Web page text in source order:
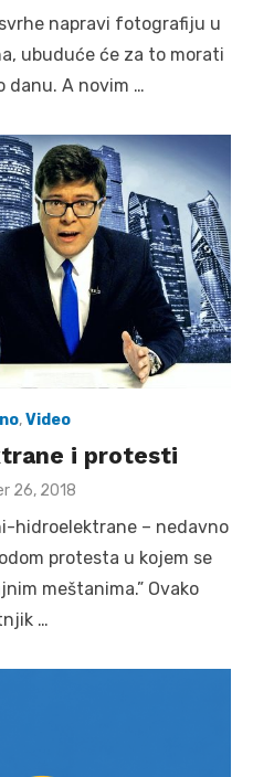
napravi fotografiju u
ubuduće će za to morati
danu. A novim …
,Video
i protesti
26, 2018
hidroelektrane – nedavno
protesta u kojem se
meštanima.” Ovako
…